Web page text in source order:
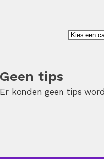
Geen tips
Er konden geen tips